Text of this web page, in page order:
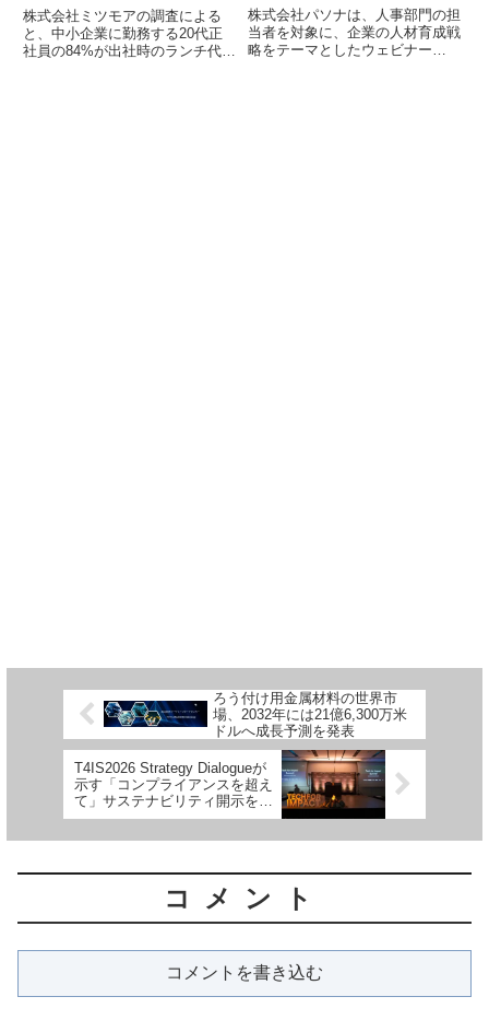
「第三の賃上げ」に
株式会社ミツモアの調査による
と、中小企業に勤務する20代正
社員の84%が出社時のランチ代を
ェビナー開催
株式会社パソナは、人事部門の担
当者を対象に、企業の人材育成戦
略をテーマとしたウェビナー
ろう付け用金属材料の世界市
場、2032年には21億6,300万米
ドルへ成長予測を発表
T4IS2026 Strategy Dialogueが
示す「コンプライアンスを超え
て」サステナビリティ開示を企
業価値へ変える対話
コメント
コメントを書き込む